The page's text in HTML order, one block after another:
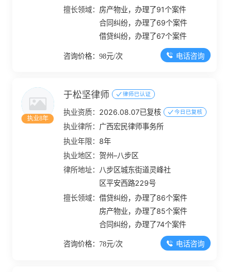
擅长领域： 房产物业，办理了91个案件
合同纠纷，办理了69个案件
借贷纠纷，办理了67个案件
咨询价格：98元/次 电话咨询
执业8年
于松坚律师 律师已认证
执业资质： 2026.08.07已复核 今日已复核
执业律所： 广西宏民律师事务所
执业年限： 8年
执业地区：贺州–八步区
律所地址： 八步区城东街道灵峰社
区平安西路229号
擅长领域：借贷纠纷，办理了86个案件
房产物业，办理了85个案件
合同纠纷，办理了74个案件
咨询价格：78元/次 电话咨询